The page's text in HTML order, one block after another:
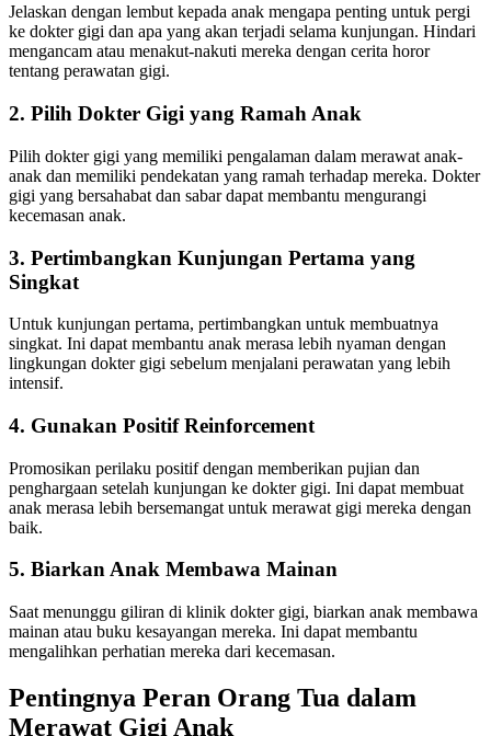
Jelaskan dengan lembut kepada anak mengapa penting untuk pergi
ke dokter gigi dan apa yang akan terjadi selama kunjungan. Hindari
mengancam atau menakut-nakuti mereka dengan cerita horor
tentang perawatan gigi.
2. Pilih Dokter Gigi yang Ramah Anak
Pilih dokter gigi yang memiliki pengalaman dalam merawat anak-
anak dan memiliki pendekatan yang ramah terhadap mereka. Dokter
gigi yang bersahabat dan sabar dapat membantu mengurangi
kecemasan anak.
3. Pertimbangkan Kunjungan Pertama yang
Singkat
Untuk kunjungan pertama, pertimbangkan untuk membuatnya
singkat. Ini dapat membantu anak merasa lebih nyaman dengan
lingkungan dokter gigi sebelum menjalani perawatan yang lebih
intensif.
4. Gunakan Positif Reinforcement
Promosikan perilaku positif dengan memberikan pujian dan
penghargaan setelah kunjungan ke dokter gigi. Ini dapat membuat
anak merasa lebih bersemangat untuk merawat gigi mereka dengan
baik.
5. Biarkan Anak Membawa Mainan
Saat menunggu giliran di klinik dokter gigi, biarkan anak membawa
mainan atau buku kesayangan mereka. Ini dapat membantu
mengalihkan perhatian mereka dari kecemasan.
Pentingnya Peran Orang Tua dalam
Merawat Gigi Anak